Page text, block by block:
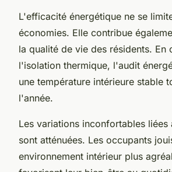
L'efficacité énergétique ne se
économies. Elle contribue
la qualité de vie des résidents. En
l'isolation thermique, l'audit
une température intérieure stable
l'année.
Les variations inconfortables liées
sont atténuées. Les occupants
environnement intérieur plus